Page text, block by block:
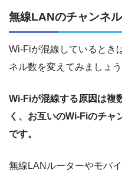
無線LANのチャンネ
Wi-Fiが混線しているとき
ネル数を変えてみましょう
Wi-Fiが混線する原因は複
く、お互いのWi-Fiのチャ
です。
無線LANルーターやモバ